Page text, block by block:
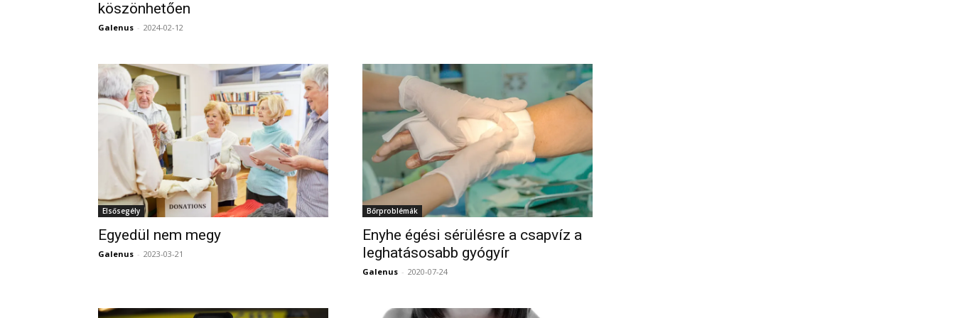
köszönhetően
Galenus - 2024-02-12
Elsősegély
Egyedül nem megy
Galenus - 2023-03-21
Bőrproblémák
Enyhe égési sérülésre a csapvíz a
leghatásosabb gyógyír
Galenus - 2020-07-24